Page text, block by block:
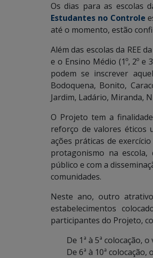
Os dias para as escolas
Estudantes no Controle
até o momento, estão
Além das escolas da REE
e o Ensino Médio (1º, 2º e
podem se inscrever
Bodoquena, Bonito,
Jardim, Ladário, Miranda,
O Projeto tem a
reforço de valores éticos
ações práticas de
protagonismo na
público e com a
comunidades.
Neste ano, outro
estabelecimentos
participantes do Projeto,
De 1ª à 5ª colocação,
De 6ª à 10ª